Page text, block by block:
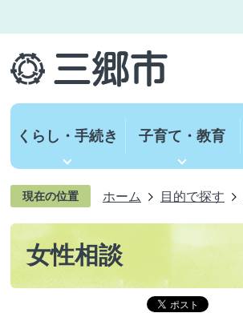
くらし・手続き 子育て・教育
現在の位置 ホーム 目的で探す
女性相談